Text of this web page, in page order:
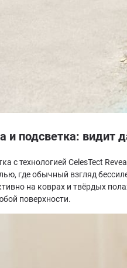
и подсветка: видит
с технологией CelesTect
где обычный взгляд
на коврах и твёрдых
поверхности.